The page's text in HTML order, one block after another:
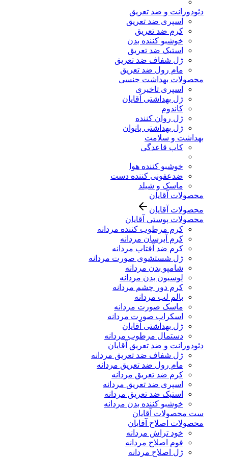
دئودورانت و ضد تعریق
اسپری ضد تعریق
کرم ضد تعریق
خوشبو کننده بدن
استیک ضد تعریق
ژل شفاف ضد تعریق
مام رول ضد تعریق
محصولات بهداشت جنسی
اسپری تاخیری
ژل بهداشتی آقایان
کاندوم
ژل روان کننده
ژل بهداشتی بانوان
بهداشت و سلامت
کاپ قاعدگی
خوشبو کننده هوا
ضدعفونی کننده دست
ماسک و شیلد
محصولات آقایان
محصولات آقایان
محصولات پوستی آقایان
کرم مرطوب کننده مردانه
کرم آبرسان مردانه
کرم ضد آفتاب مردانه
ژل شستشوی صورت مردانه
شامپو بدن مردانه
لوسیون بدن مردانه
کرم دور چشم مردانه
بالم لب مردانه
ماسک صورت مردانه
اسکراب صورت مردانه
ژل بهداشتی آقایان
دستمال مرطوب مردانه
دئودورانت و ضد تعریق آقایان
ژل شفاف ضد تعریق مردانه
مام رول ضد تعریق مردانه
کرم ضد تعریق مردانه
اسپری ضد تعریق مردانه
استیک ضد تعریق مردانه
خوشبو کننده بدن مردانه
ست محصولات آقایان
محصولات اصلاح آقایان
خود تراش مردانه
فوم اصلاح مردانه
ژل اصلاح مردانه